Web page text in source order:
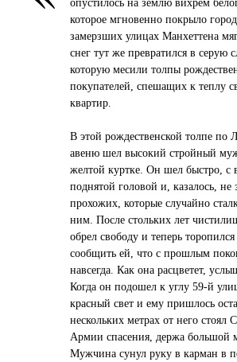
которое мгновенно покрыло
замерзших улицах Манхеттена
снег тут же превратился в серую
которую месили толпы
покупателей, спешащих к теплу
квартир.
В этой рождественской толпе по
авеню шел высокий стройный
желтой куртке. Он шел быстро, с
поднятой головой и, казалось, не
прохожих, которые случайно
ним. После стольких лет
обрел свободу и теперь
сообщить ей, что с прошлым
навсегда. Как она расцветет,
Когда он подошел к углу 59-й
красный свет и ему пришлось
нескольких метрах от него стоял
Армии спасения, держа большой
Мужчина сунул руку в карман в